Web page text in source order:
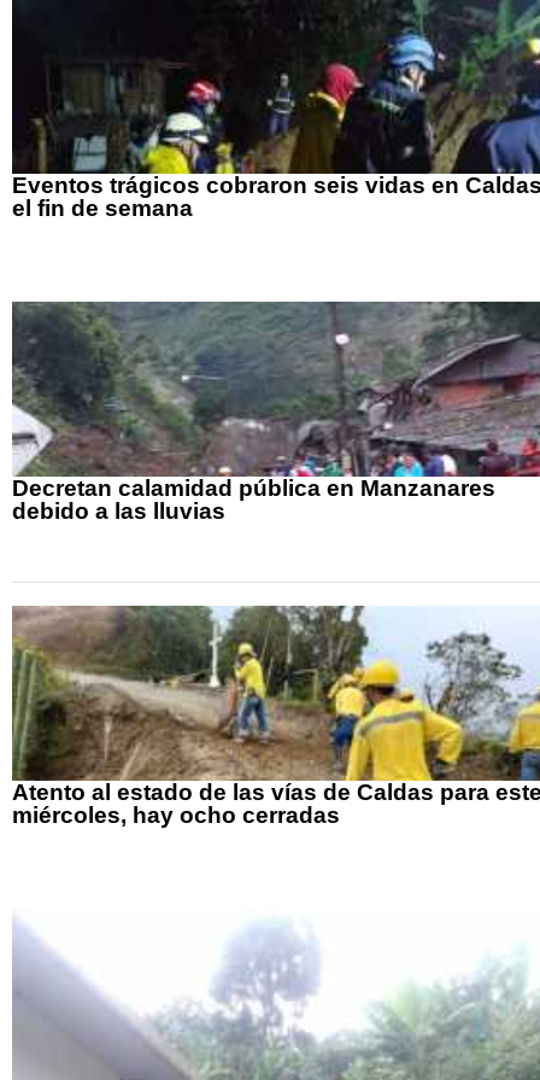
Eventos trágicos cobraron seis vidas en
el fin de semana
Decretan calamidad pública en Manzanares
debido a las lluvias
Atento al estado de las vías de Caldas para
miércoles, hay ocho cerradas